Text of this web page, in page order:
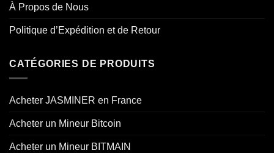
À Propos de Nous
Politique d’Expédition et de Retour
CATÉGORIES DE PRODUITS
Acheter JASMINER en France
Acheter un Mineur Bitcoin
Acheter un Mineur BITMAIN